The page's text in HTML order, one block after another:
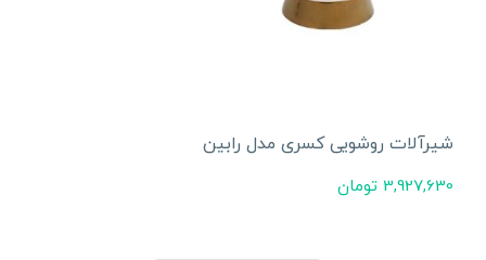
شیرآلات روشویی کسری مدل رابین
3,927,630 تومان